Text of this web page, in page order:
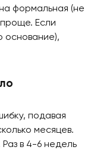
формальная (не
Если
основание),
подавая
месяцев.
в 4-6 недель